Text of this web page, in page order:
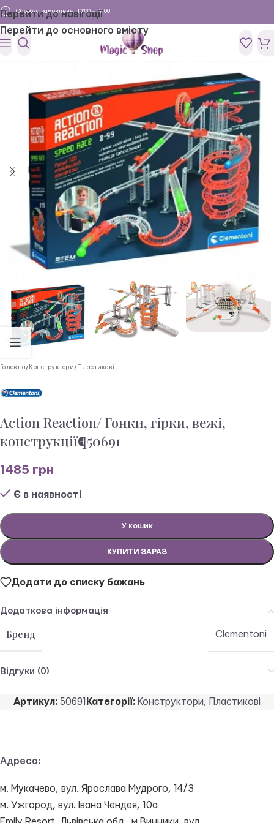
Перейти до навігації
Перейти до основного вмісту
Обробка замовлень: 10:00 - 19:00
Головна / Конструктори / Пластикові
Action Reaction/ Гонки, гірки, вежі,
конструкції¶50691
1485 грн
Є в наявності
У кошик
КУПИТИ ЗАРАЗ
Додати до списку бажань
Додаткова інформація
Бренд Clementoni
Відгуки (0)
Артикул: 50691 Категорії: Конструктори, Пластикові
Адреса:
м. Мукачево, вул. Ярослава Мудрого, 14/3
м. Ужгород, вул. Івана Чендея, 10а